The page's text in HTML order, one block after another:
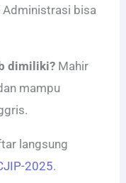
Administrasi bisa
dimiliki? Mahir
mampu
langsung
2025.